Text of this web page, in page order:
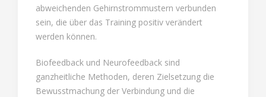
abweichenden Gehirnstrommustern verbunden
sein, die über das Training positiv verändert
werden können.
Biofeedback und Neurofeedback sind
ganzheitliche Methoden, deren Zielsetzung die
Bewusstmachung der Verbindung und die